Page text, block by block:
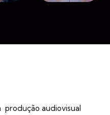
audiovisual